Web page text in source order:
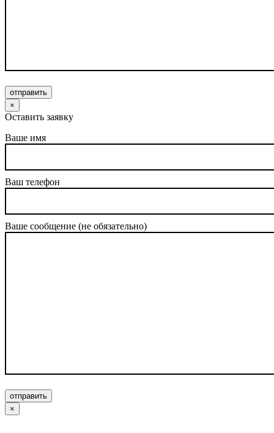
отправить
×
Оставить заявку
Ваше имя
Ваш телефон
Ваше сообщение (не обязательно)
отправить
×